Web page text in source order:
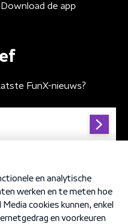
Download de app
FunX-nieuws?